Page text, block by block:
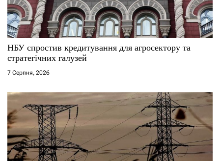
НБУ спростив кредитування для агросектору та
стратегічних галузей
7 Серпня, 2026